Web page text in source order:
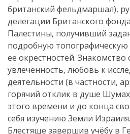
британский фельдмаршал),
делегации Британского
Палестины, получивший
подробную топографическую
ее окрестностей. Знакомство
увлечённость, любовь к
деятельности (в частности,
горячий отклик в душе
этого времени и до конца
себя изучению Земли Израиля.
Блестяще завершив учёбу в